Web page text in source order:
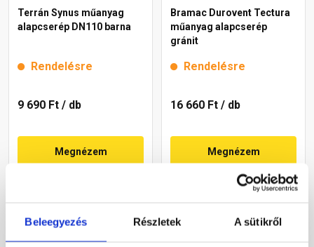
Beleegyezés Részletek A sütikről
Terrán Synus műanyag
alapcserép DN110 barna
Rendelésre
9 690 Ft / db
Megnézem
Bramac Durovent Tectura
műanyag alapcserép
gránit
Rendelésre
16 660 Ft / db
Megnézem